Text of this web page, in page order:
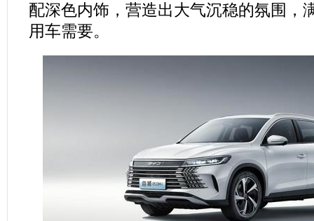
配深色内饰，营造出大气沉稳的氛围，
用车需要。